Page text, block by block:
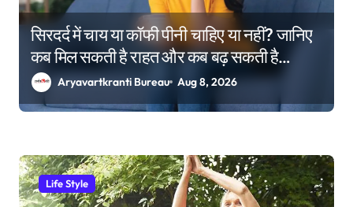
सिरदर्द में चाय या कॉफी पीनी चाहिए या नहीं? जानिए
कब मिल सकती है राहत और कब बढ़ सकती है
परेशानीAryavartkranti Bureau Aug 8, 2026
Life Style